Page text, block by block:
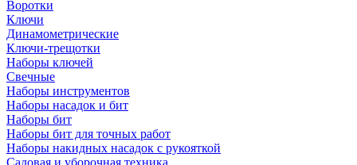
Воротки
Ключи
Динамометрические
Ключи-трещотки
Наборы ключей
Свечные
Наборы инструментов
Наборы насадок и бит
Наборы бит
Наборы бит для точных работ
Наборы накидных насадок с рукояткой
Садовая и уборочная техника